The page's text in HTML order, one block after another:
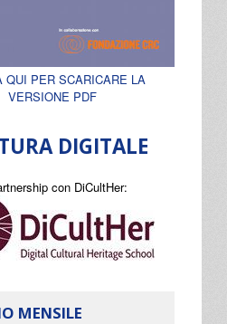
QUI PER SCARICARE LA
VERSIONE PDF
DIGITALE
con DiCultHer:
MENSILE